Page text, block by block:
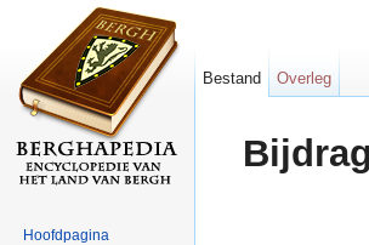
Bestand Overleg
Hoofdpagina